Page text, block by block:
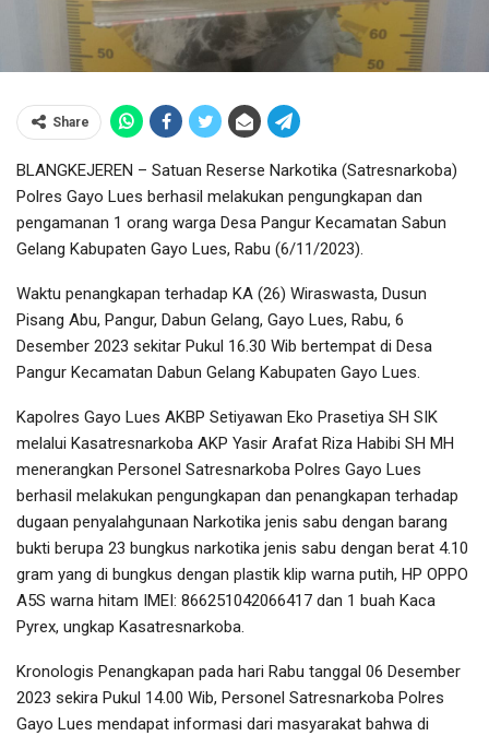
Share
BLANGKEJEREN – Satuan Reserse Narkotika (Satresnarkoba)
Polres Gayo Lues berhasil melakukan pengungkapan dan
pengamanan 1 orang warga Desa Pangur Kecamatan Sabun
Gelang Kabupaten Gayo Lues, Rabu (6/11/2023).
Waktu penangkapan terhadap KA (26) Wiraswasta, Dusun
Pisang Abu, Pangur, Dabun Gelang, Gayo Lues, Rabu, 6
Desember 2023 sekitar Pukul 16.30 Wib bertempat di Desa
Pangur Kecamatan Dabun Gelang Kabupaten Gayo Lues.
Kapolres Gayo Lues AKBP Setiyawan Eko Prasetiya SH SIK
melalui Kasatresnarkoba AKP Yasir Arafat Riza Habibi SH MH
menerangkan Personel Satresnarkoba Polres Gayo Lues
berhasil melakukan pengungkapan dan penangkapan terhadap
dugaan penyalahgunaan Narkotika jenis sabu dengan barang
bukti berupa 23 bungkus narkotika jenis sabu dengan berat 4.10
gram yang di bungkus dengan plastik klip warna putih, HP OPPO
A5S warna hitam IMEI: 866251042066417 dan 1 buah Kaca
Pyrex, ungkap Kasatresnarkoba.
Kronologis Penangkapan pada hari Rabu tanggal 06 Desember
2023 sekira Pukul 14.00 Wib, Personel Satresnarkoba Polres
Gayo Lues mendapat informasi dari masyarakat bahwa di